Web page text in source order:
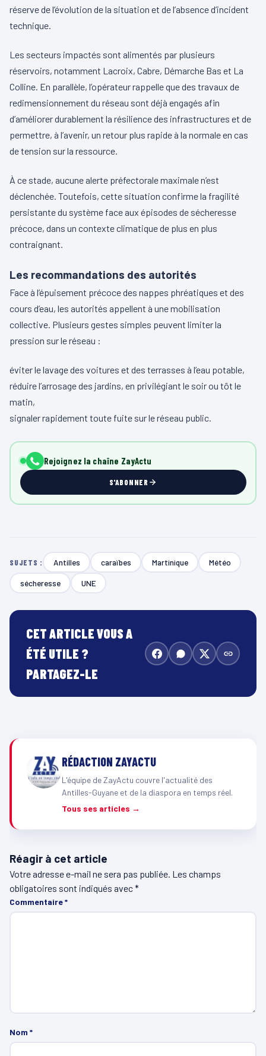
réserve de l’évolution de la situation et de l’absence d’incident
technique.
Les secteurs impactés sont alimentés par plusieurs
réservoirs, notamment Lacroix, Cabre, Démarche Bas et La
Colline. En parallèle, l’opérateur rappelle que des travaux de
redimensionnement du réseau sont déjà engagés afin
d’améliorer durablement la résilience des infrastructures et de
permettre, à l’avenir, un retour plus rapide à la normale en cas
de tension sur la ressource.
À ce stade, aucune alerte préfectorale maximale n’est
déclenchée. Toutefois, cette situation confirme la fragilité
persistante du système face aux épisodes de sécheresse
précoce, dans un contexte climatique de plus en plus
contraignant.
Les recommandations des autorités
Face à l’épuisement précoce des nappes phréatiques et des
cours d’eau, les autorités appellent à une mobilisation
collective. Plusieurs gestes simples peuvent limiter la
pression sur le réseau :
éviter le lavage des voitures et des terrasses à l’eau potable,
réduire l’arrosage des jardins, en privilégiant le soir ou tôt le
matin,
signaler rapidement toute fuite sur le réseau public.
Rejoignez la chaîne ZayActu
S'ABONNER
SUJETS : Antilles caraïbes Martinique Météo
sécheresse UNE
CET ARTICLE VOUS A
ÉTÉ UTILE ?
PARTAGEZ-LE
RÉDACTION ZAYACTU
L'équipe de ZayActu couvre l'actualité des
Antilles-Guyane et de la diaspora en temps réel.
Tous ses articles →
Réagir à cet article
Votre adresse e-mail ne sera pas publiée. Les champs
obligatoires sont indiqués avec*
Commentaire*
Nom *